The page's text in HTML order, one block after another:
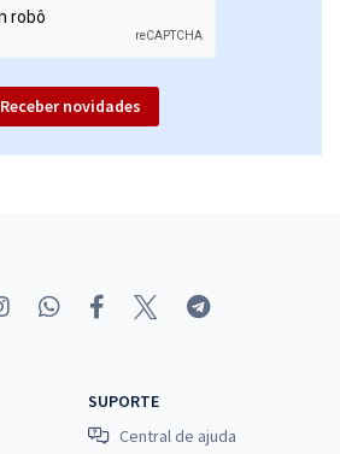
Receber novidades
SUPORTE
Central de ajuda